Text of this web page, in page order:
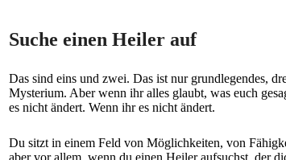
Suche einen Heiler auf
Das sind eins und zwei. Das ist nur grundlegendes,
Mysterium. Aber wenn ihr alles glaubt, was euch
es nicht ändert. Wenn ihr es nicht ändert.
Du sitzt in einem Feld von Möglichkeiten, von
aber vor allem, wenn du einen Heiler aufsuchst, der